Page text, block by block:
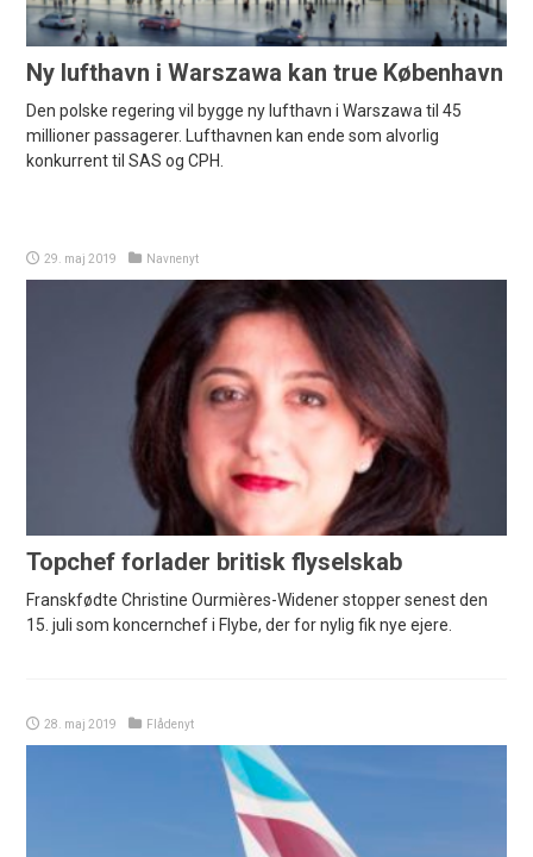
Ny lufthavn i Warszawa kan true København
Den polske regering vil bygge ny lufthavn i Warszawa til 45
millioner passagerer. Lufthavnen kan ende som alvorlig
konkurrent til SAS og CPH.
29. maj 2019 Navnenyt
Topchef forlader britisk flyselskab
Franskfødte Christine Ourmières-Widener stopper senest den
15. juli som koncernchef i Flybe, der for nylig fik nye ejere.
28. maj 2019 Flådenyt